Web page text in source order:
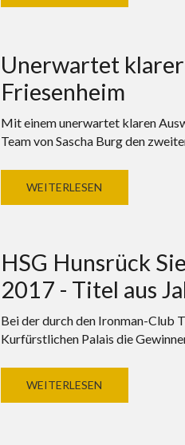
Unerwartet
Friesenheim
Mit einem unerwartet klaren
Team von Sascha Burg den
WEITERLESEN
HSG Hunsrück
2017 - Titel aus
Bei der durch den Ironman-Club
Kurfürstlichen Palais die
WEITERLESEN